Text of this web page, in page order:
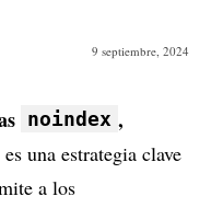
9 septiembre, 2024
noindex ,
es una estrategia clave
a los